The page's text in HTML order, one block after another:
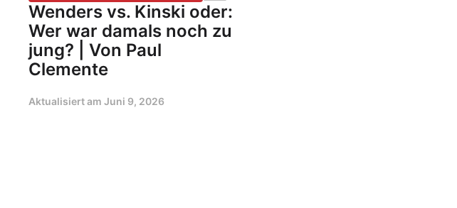
Wenders vs. Kinski oder:
Wer war damals noch zu
jung? | Von Paul
Clemente
Aktualisiert am Juni 9, 2026